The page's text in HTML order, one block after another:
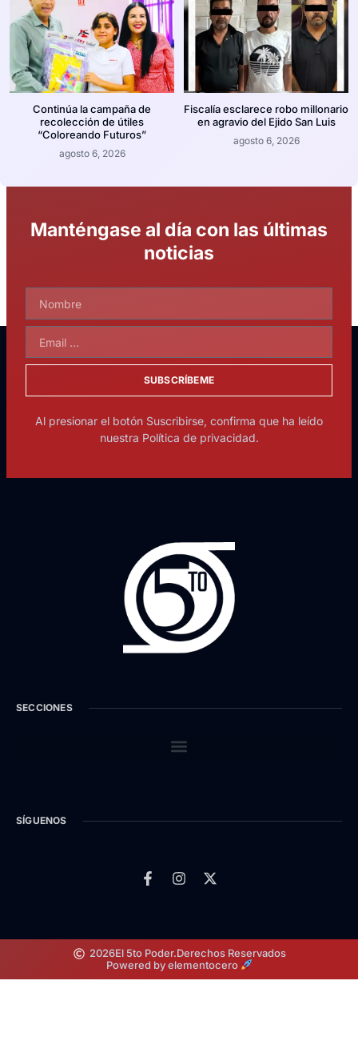
Continúa la campaña de
recolección de útiles
“Coloreando Futuros”
agosto 6, 2026
Fiscalía esclarece robo millonario
en agravio del Ejido San Luis
agosto 6, 2026
Manténgase al día con las últimas
noticias
SUBSCRÍBEME
Al presionar el botón Suscribirse, confirma que ha leído
nuestra Política de privacidad.
SECCIONES
SÍGUENOS
2026El 5to Poder.Derechos Reservados
Powered by elementocero